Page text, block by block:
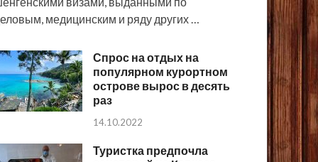
медицинским и ряду других …
Спрос на отдых на
популярном курортном
острове вырос в десять
раз
14.10.2022
Туристка предпочла